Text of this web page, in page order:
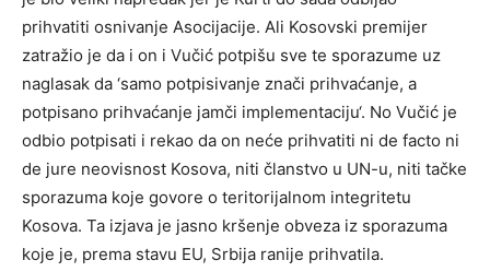
prihvatiti osnivanje Asocijacije. Ali Kosovski premijer
zatražio je da i on i Vučić potpišu sve te sporazume uz
naglasak da ‘samo potpisivanje znači prihvaćanje, a
potpisano prihvaćanje jamči implementaciju‘. No Vučić je
odbio potpisati i rekao da on neće prihvatiti ni de facto ni
de jure neovisnost Kosova, niti članstvo u UN-u, niti tačke
sporazuma koje govore o teritorijalnom integritetu
Kosova. Ta izjava je jasno kršenje obveza iz sporazuma
koje je, prema stavu EU, Srbija ranije prihvatila.